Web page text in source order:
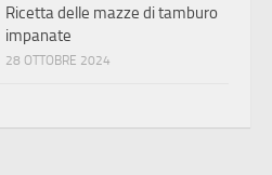
Ricetta delle mazze di tamburo
impanate
28 OTTOBRE 2024